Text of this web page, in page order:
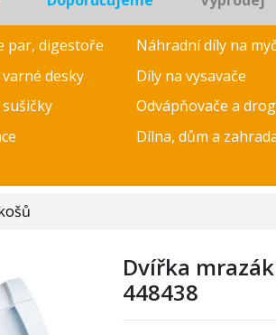
par, digestoře Náhradní díly na
desky Díly na vysavače
Odvápňovače a
Dílna, dům a
Dvířka
448438